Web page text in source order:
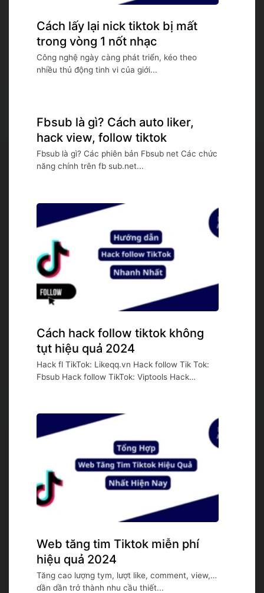
Cách lấy lại nick tiktok bị mất
trong vòng 1 nốt nhạc
Công nghệ ngày càng phát triển, kéo theo
nhiều thủ động tinh vi của giới...
Fbsub là gì? Cách auto liker,
hack view, follow tiktok
Fbsub là gì? Các phiên bản Fbsub net Các chức
năng chính trên fb sub.net...
Cách hack follow tiktok không
tụt hiệu quả 2024
Hack fl TikTok: Likeqq.vn Hack follow Tik Tok:
Fbsub Hack follow TikTok: Viptools Hack
Web tăng tim Tiktok miễn phí
hiệu quả 2024
Tăng cao lượng tym, lượt like, comment, view,…
dần dần trở thành nhu cầu thiết...